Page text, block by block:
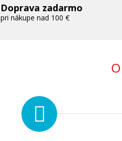
Doprava zadarmo
pri nákupe nad 100 €